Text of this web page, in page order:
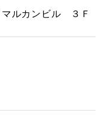
マルカンビル ３Ｆ